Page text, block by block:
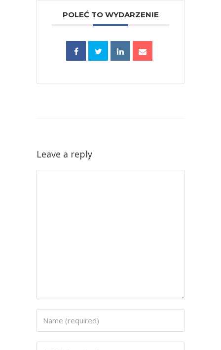
POLEĆ TO WYDARZENIE
Leave a reply